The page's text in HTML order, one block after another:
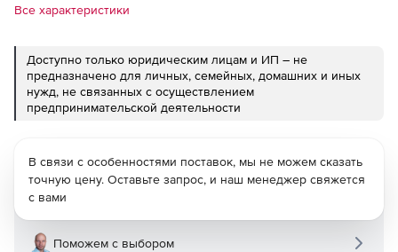
Все характеристики
Доступно только юридическим лицам и ИП – не
предназначено для личных, семейных, домашних и иных
нужд, не связанных с осуществлением
предпринимательской деятельности
В связи с особенностями поставок, мы не можем сказать
точную цену. Оставьте запрос, и наш менеджер свяжется
с вами
Поможем с выбором